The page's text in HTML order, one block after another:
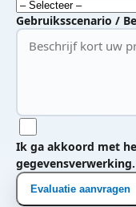
Gebruiksscenario /
Ik ga akkoord met
Evaluatie aanvragen